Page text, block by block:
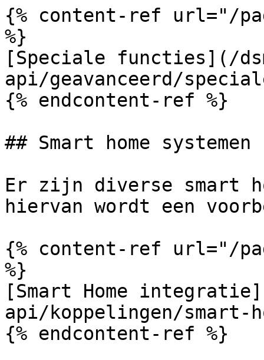
{% content-ref url="/
%}
[Speciale functies](/
api/geavanceerd/
{% endcontent-ref %}
## Smart home systemen
Er zijn diverse smart
hiervan wordt een
{% content-ref url="/
%}
[Smart Home
api/koppelingen/smart-